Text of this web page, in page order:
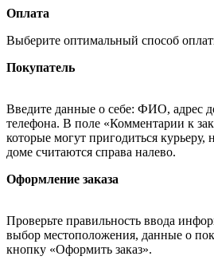
Оплата
Выберите оптимальный способ
Покупатель
Введите данные о себе: ФИО, адрес
телефона. В поле «Комментарии к
которые могут пригодиться курьеру,
доме считаются справа налево.
Оформление заказа
Проверьте правильность ввода
выбор местоположения, данные о
кнопку «Оформить заказ».